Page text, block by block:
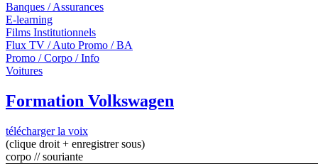
Banques / Assurances
E-learning
Films Institutionnels
Flux TV / Auto Promo / BA
Promo / Corpo / Info
Voitures
Formation Volkswagen
télécharger la voix
(clique droit + enregistrer sous)
corpo // souriante